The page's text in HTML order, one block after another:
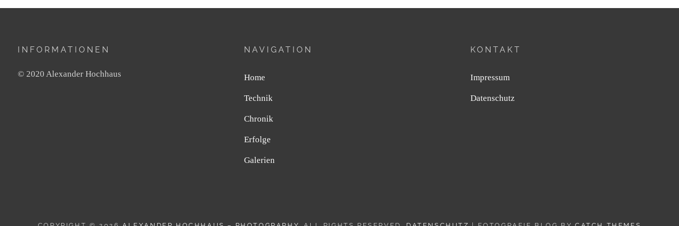
INFORMATIONEN
© 2020 Alexander Hochhaus
NAVIGATION
Home
Technik
Chronik
Erfolge
Galerien
KONTAKT
Impressum
Datenschutz